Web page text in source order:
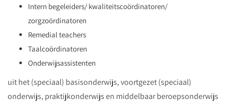
Intern begeleiders/ kwaliteitscoördinatoren/
zorgzoördinatoren
Remedial teachers
Taalcoördinatoren
Onderwijsassistenten
uit het (speciaal) basisonderwijs, voortgezet (speciaal)
onderwijs, praktijkonderwijs en middelbaar beroepsonderwijs